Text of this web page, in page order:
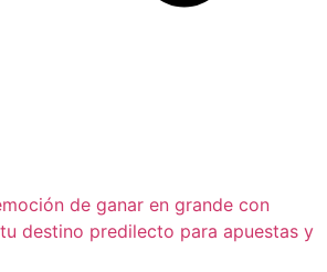
de ganar en grande con
destino predilecto para apuestas y